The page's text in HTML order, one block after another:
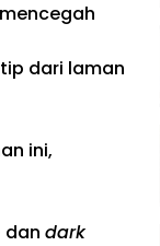
dari laman
ini,
dan dark